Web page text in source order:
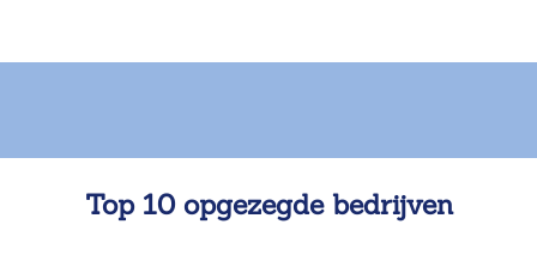
Top 10 opgezegde bedrijven